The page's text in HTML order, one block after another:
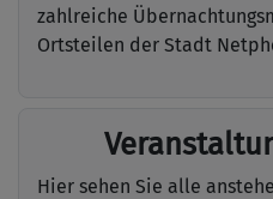
zahlreiche
Ortsteilen der Stadt
Hier sehen Sie alle